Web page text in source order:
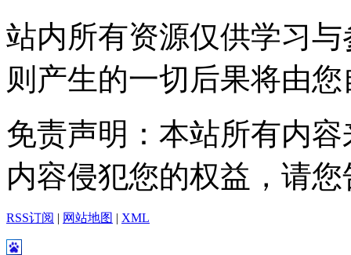
站内所有资源仅供学习
则产生的一切后果将由
免责声明：本站所有内
内容侵犯您的权益，请
RSS订阅 | 网站地图 | XML